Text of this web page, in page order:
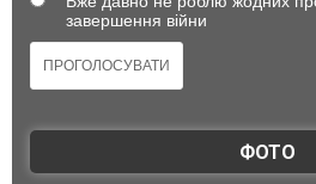
завершення війни
ФОТО